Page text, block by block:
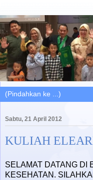
Sabtu, 21 April 2012
KULIAH
SELAMAT DATANG DI
KESEHATAN.